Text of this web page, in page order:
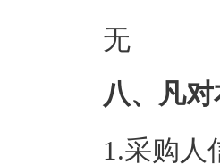
无
八、凡
1.采购人